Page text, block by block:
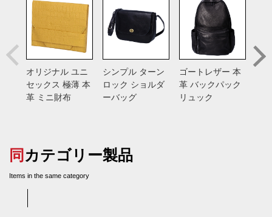
オリジナル ユニ
セックス 極薄 本
革 ミニ財布
シンプル ターン
ロック ショルダ
ーバッグ
ゴートレザー 本
革 バックパック
リュック
同カテゴリー製品
Items in the same category